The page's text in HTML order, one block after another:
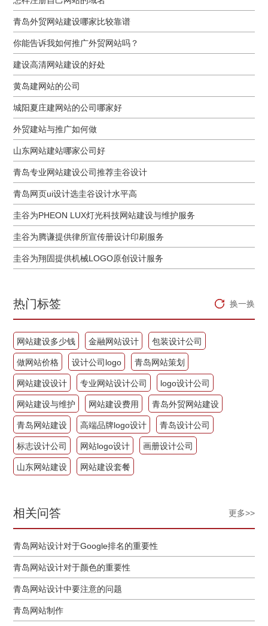
青岛外贸网站建设哪家比较靠谱
你能告诉我如何推广外贸网站吗？
建设高清网站建设的好处
黄岛建网站的公司
城阳夏庄建网站的公司哪家好
外贸建站与推广如何做
山东网站建站哪家公司好
青岛专业网站建设公司推荐圭谷设计
青岛网页ui设计选圭谷设计水平高
圭谷为PHEON LUX灯光科技网站建设与维护服务
圭谷为腾谦提供律所宣传册设计印刷服务
圭谷为翔固提供机械LOGO原创设计服务
热门标签 换一换
网站建设多少钱 金融网站设计 包装设计公司
做网站价格 设计公司logo 青岛网站策划
网站建设设计 专业网站设计公司 logo设计公司
网站建设与维护 网站建设费用 青岛外贸网站建设
青岛网站建设 高端品牌logo设计 青岛设计公司
标志设计公司 网站logo设计 画册设计公司
山东网站建设 网站建设套餐
相关问答 更多>>
青岛网站设计对于Google排名的重要性
青岛网站设计对于颜色的重要性
青岛网站设计中要注意的问题
青岛网站制作